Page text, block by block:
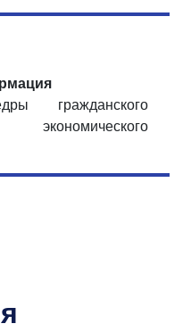
гражданского
экономического